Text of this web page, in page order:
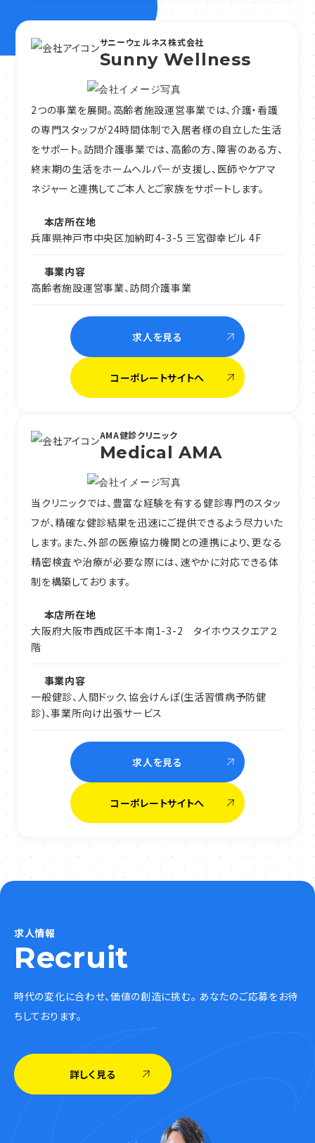
サニーウェルネス株式会社
Sunny Wellness
2つの事業を展開。高齢者施設運営事業では、介護・看護
の専門スタッフが24時間体制で入居者様の自立した生活
をサポート。訪問介護事業では、高齢の方、障害のある方、
終末期の生活をホームヘルパーが支援し、医師やケアマ
ネジャーと連携してご本人とご家族をサポートします。
本店所在地
兵庫県神戸市中央区加納町4-3-5 三宮御幸ビル 4F
事業内容
高齢者施設運営事業、訪問介護事業
コーポレートサイトへ
求人を見る
AMA健診クリニック
Medical AMA
当クリニックでは、豊富な経験を有する健診専門のスタッ
フが、精確な健診結果を迅速にご提供できるよう尽力いた
します。また、外部の医療協力機関との連携により、更なる
精密検査や治療が必要な際には、速やかに対応できる体
制を構築しております。
本店所在地
大阪府大阪市西成区千本南1-3-2 タイホウスクエア２
階
事業内容
一般健診、人間ドック、協会けんぽ(生活習慣病予防健
診)、事業所向け出張サービス
コーポレートサイトへ
求人を見る
求人情報
Recruit
時代の変化に合わせ、価値の創造に挑む。 あなたのご応募をお待
ちしております。
詳しく見る